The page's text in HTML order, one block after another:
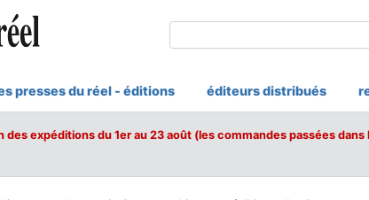
presses du réel - éditions éditeurs distribués
expéditions du 1er au 23 août (les commandes passées